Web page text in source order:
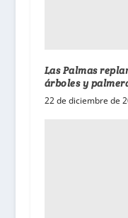
Las Palmas
árboles y
22 de diciembre de